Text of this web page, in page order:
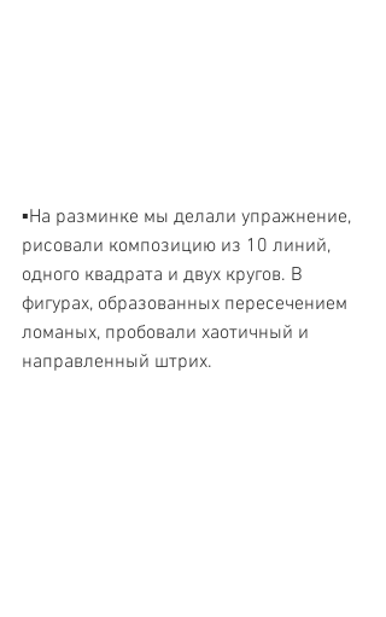
▪️На разминке мы делали упражнение,
рисовали композицию из 10 линий,
одного квадрата и двух кругов. В
фигурах, образованных пересечением
ломаных, пробовали хаотичный и
направленный штрих.